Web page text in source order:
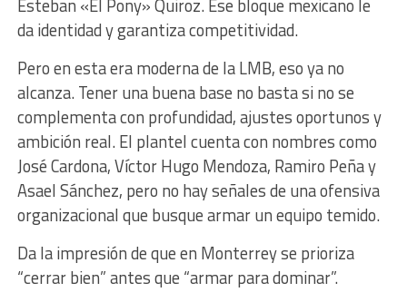
Esteban «El Pony» Quiroz. Ese bloque mexicano le
da identidad y garantiza competitividad.
Pero en esta era moderna de la LMB, eso ya no
alcanza. Tener una buena base no basta si no se
complementa con profundidad, ajustes oportunos y
ambición real. El plantel cuenta con nombres como
José Cardona, Víctor Hugo Mendoza, Ramiro Peña y
Asael Sánchez, pero no hay señales de una ofensiva
organizacional que busque armar un equipo temido.
Da la impresión de que en Monterrey se prioriza
“cerrar bien” antes que “armar para dominar”.